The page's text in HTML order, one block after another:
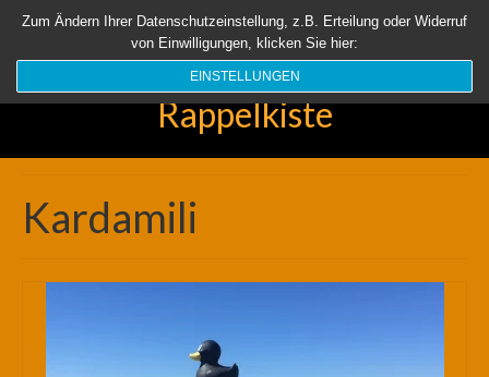
Startseite Aktuell Über uns Unsere Rappelkiste Länder
Suchen
Rappelkiste
Kardamili
Zum Ändern Ihrer Datenschutzeinstellung, z.B. Erteilung oder Widerruf
von Einwilligungen, klicken Sie hier:
EINSTELLUNGEN